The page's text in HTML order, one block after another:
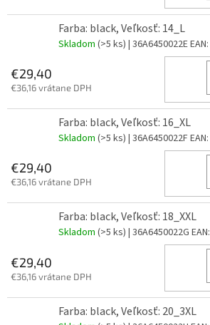
Farba: black, Veľkosť: 14_L
Skladom (>5 ks) | 36A6450022EEAN:
€29,40
€36,16 vrátane DPH
Farba: black, Veľkosť: 16_XL
Skladom (>5 ks) | 36A6450022F EAN:
€29,40
€36,16 vrátane DPH
Farba: black, Veľkosť: 18_XXL
Skladom (>5 ks) | 36A6450022G EAN:
€29,40
€36,16 vrátane DPH
Farba: black, Veľkosť: 20_3XL